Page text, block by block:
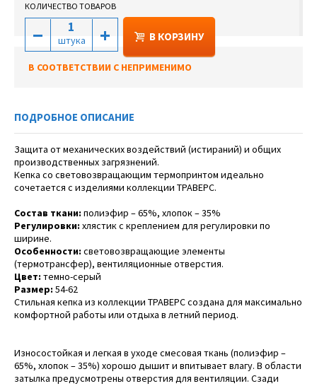
КОЛИЧЕСТВО ТОВАРОВ
штука В КОРЗИНУ
В СООТВЕТСТВИИ С НЕПРИМЕНИМО
ПОДРОБНОЕ ОПИСАНИЕ
Защита от механических воздействий (истираний) и общих
производственных загрязнений.
Кепка со световозвращающим термопринтом идеально
сочетается с изделиями коллекции ТРАВЕРС.
Состав ткани: полиэфир – 65%, хлопок – 35%
Регулировки: хлястик с креплением для регулировки по
ширине.
Особенности: световозвращающие элементы
(термотрансфер), вентиляционные отверстия.
Цвет: темно-серый
Размер: 54-62
Стильная кепка из коллекции ТРАВЕРС создана для максимально
комфортной работы или отдыха в летний период.
Износостойкая и легкая в уходе смесовая ткань (полиэфир –
65%, хлопок – 35%) хорошо дышит и впитывает влагу. В области
затылка предусмотрены отверстия для вентиляции. Сзади